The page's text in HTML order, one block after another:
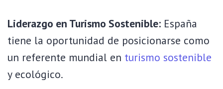
Liderazgo en Turismo Sostenible: España
tiene la oportunidad de posicionarse como
un referente mundial en turismo sostenible
y ecológico.